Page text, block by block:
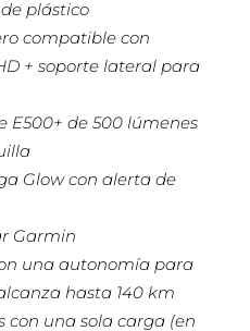
plástico
compatible con
+ soporte lateral para
E500+ de 500 lúmenes
Glow con alerta de
Garmin
una autonomía para
hasta 140 km
con una sola carga (en